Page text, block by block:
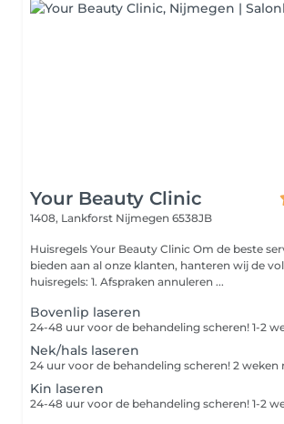
Your Beauty Clinic
1408, Lankforst Nijmegen 6538JB
Huisregels Your Beauty Clinic Om de beste service te kunnen
bieden aan al onze klanten, hanteren wij de
huisregels: 1. Afspraken annuleren ...
Bovenlip laseren
Nek/hals laseren
Kin laseren